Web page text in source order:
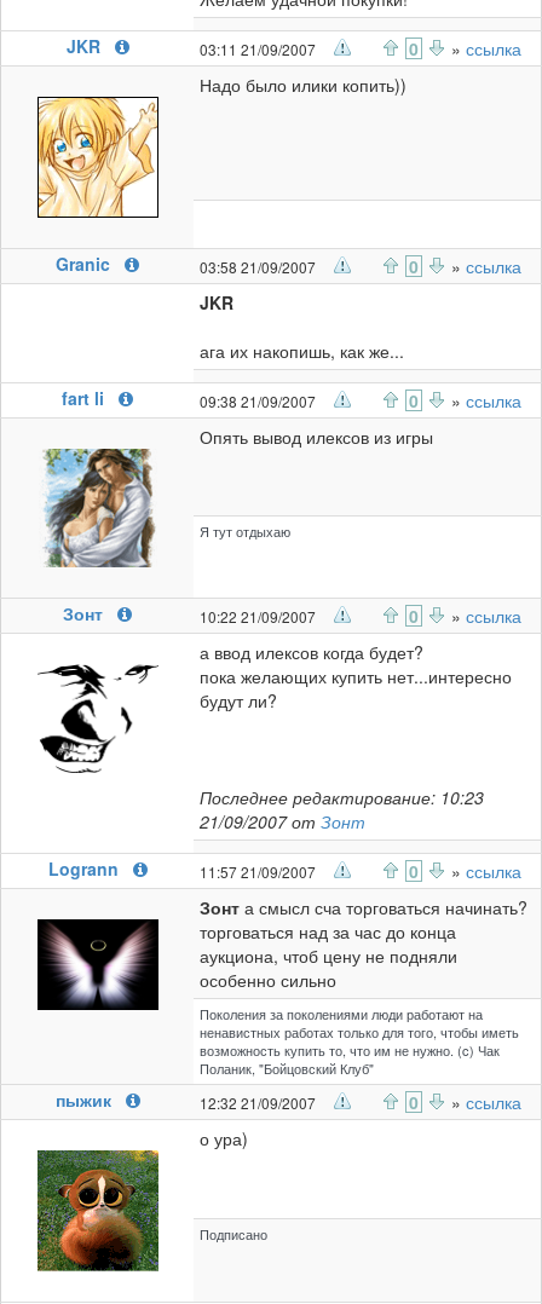
JKR
03:11 21/09/2007 0 » ссылка
Надо было илики копить))
Granic 03:58 21/09/2007 0 » ссылка
JKR
ага их накопишь, как же...
fart li
09:38 21/09/2007 0 » ссылка
Опять вывод илексов из игры
Я тут отдыхаю
Зонт 10:22 21/09/2007 0 » ссылка
а ввод илексов когда будет?
пока желающих купить нет...интересно
будут ли?
Последнее редактирование: 10:23
21/09/2007 от Зонт
Logrann
11:57 21/09/2007 0 » ссылка
Зонт а смысл сча торговаться начинать?
торговаться над за час до конца
аукциона, чтоб цену не подняли
особенно сильно
Поколения за поколениями люди работают на
ненавистных работах только для того, чтобы иметь
возможность купить то, что им не нужно. (c) Чак
Поланик, "Бойцовский Клуб"
пыжик 12:32 21/09/2007 0 » ссылка
о ура)
Подписано